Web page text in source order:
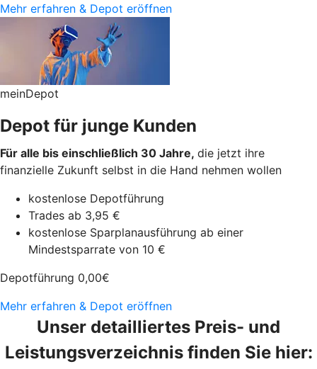
Mehr erfahren & Depot eröffnen
meinDepot
Depot für junge Kunden
Für alle bis einschließlich 30 Jahre, die jetzt ihre
finanzielle Zukunft selbst in die Hand nehmen wollen
kostenlose Depotführung
Trades ab 3,95 €
kostenlose Sparplanausführung ab einer
Mindestsparrate von 10 €
Depotführung 0,00€
Mehr erfahren & Depot eröffnen
Unser detailliertes Preis- und
Leistungsverzeichnis finden Sie hier: